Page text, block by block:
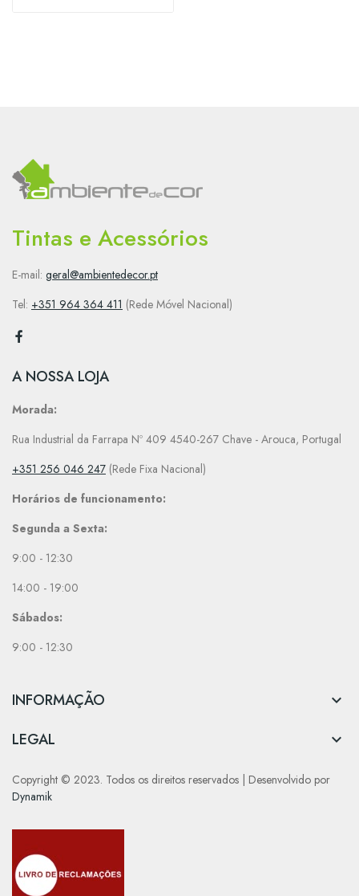
Tintas e Acessórios
E-mail: geral@ambientedecor.pt
Tel: +351 964 364 411 (Rede Móvel Nacional)
A NOSSA LOJA
Morada:
Rua Industrial da Farrapa Nº 409 4540-267 Chave - Arouca, Portugal
+351 256 046 247 (Rede Fixa Nacional)
Horários de funcionamento:
Segunda a Sexta:
9:00 - 12:30
14:00 - 19:00
Sábados:
9:00 - 12:30
INFORMAÇÃO 
LEGAL 
Copyright © 2023. Todos os direitos reservados | Desenvolvido por
Dynamik